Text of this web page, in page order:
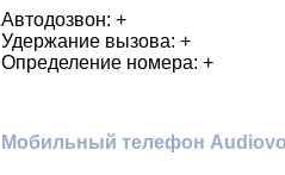
Автодозвон: +
Удержание вызова: +
Определение номера: +
Мобильный телефон